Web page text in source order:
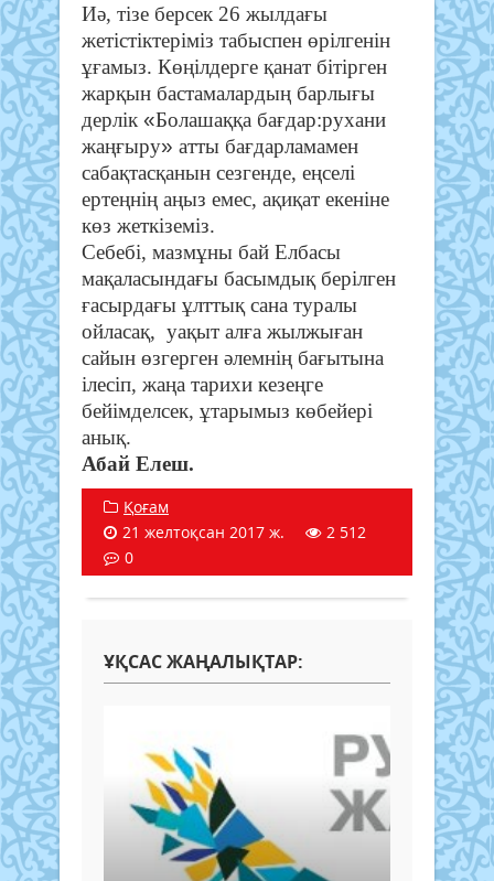
Иә, тізе берсек 26 жылдағы
жетістіктеріміз табыспен өрілгенін
ұғамыз. Көңілдерге қанат бітірген
жарқын бастамалардың барлығы
дерлік «Болашаққа бағдар:рухани
жаңғыру» атты бағдарламамен
сабақтасқанын сезгенде, еңселі
ертеңнің аңыз емес, ақиқат екеніне
көз жеткіземіз.
Себебі, мазмұны бай Елбасы
мақаласындағы басымдық берілген
ғасырдағы ұлттық сана туралы
ойласақ, уақыт алға жылжыған
сайын өзгерген әлемнің бағытына
ілесіп, жаңа тарихи кезеңге
бейімделсек, ұтарымыз көбейері
анық.
Абай Елеш.
Қоғам
21 желтоқсан 2017 ж.
2 512
0
ҰҚСАС ЖАҢАЛЫҚТАР: